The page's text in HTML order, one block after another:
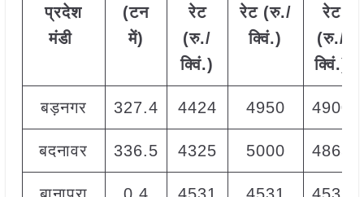
प्रदेश
मंडी
(टन
में)
रेट
(रु./
क्विं.)
रेट (रु./
क्विं.)
रेट
(रु./
क्विं.)
बड़नगर 327.4 4424 4950 4900
बदनावर 336.5 4325 5000 4865